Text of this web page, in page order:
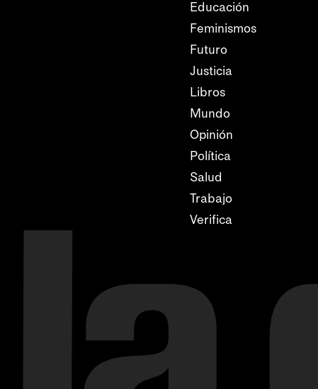
Educación
Feminismos
Futuro
Justicia
Libros
Mundo
Opinión
Política
Salud
Trabajo
Verifica